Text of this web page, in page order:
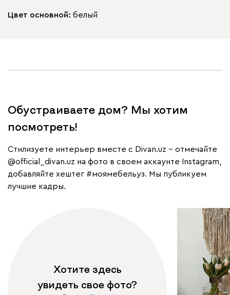
Цвет основной: белый
Обустраиваете дом? Мы хотим
посмотреть!
Cтилизуете интерьер вместе с Divan.uz – отмечайте
@official_divan.uz на фото в своем аккаунте Instagram,
добавляйте хештег #моямебельуз. Мы публикуем
лучшие кадры.
Хотите здесь
увидеть свое фото?